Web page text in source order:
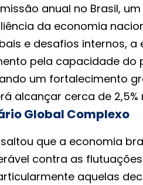
anual no Brasil,
da economia
e desafios internos, a
pela capacidade do
um fortalecimento
alcançar cerca de 2,5%
Global Complexo
que a economia
contra as
aquelas